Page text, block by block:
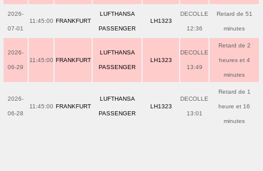
2026-
07-01
11:45:00 FRANKFURT
LUFTHANSA
PASSENGER
LH1323
DECOLLE
12:36
Retard de 51
minutes
2026-
06-29
11:45:00 FRANKFURT
LUFTHANSA
PASSENGER
LH1323
DECOLLE
13:49
Retard de 2
heures et 4
minutes
2026-
06-28
11:45:00 FRANKFURT
LUFTHANSA
PASSENGER
LH1323
DECOLLE
13:01
Retard de 1
heure et 16
minutes